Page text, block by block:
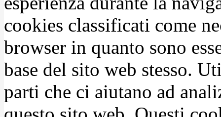
cookies classificati come
browser in quanto sono
base del sito web stesso.
parti che ci aiutano ad